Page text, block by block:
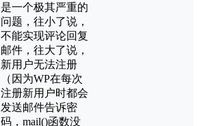
是一个极其严重的
问题，往小了说，
不能实现评论回复
邮件，往大了说，
新用户无法注册
（因为WP在每次
注册新用户时都会
发送邮件告诉密
码，mail()函数没